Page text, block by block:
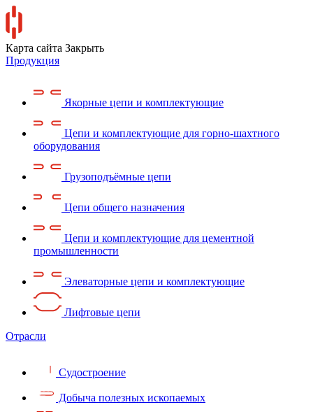
Карта сайта Закрыть
Продукция
Якорные цепи и комплектующие
Цепи и комплектующие для горно-шахтного
оборудования
Грузоподъёмные цепи
Цепи общего назначения
Цепи и комплектующие для цементной
промышленности
Элеваторные цепи и комплектующие
Лифтовые цепи
Отрасли
Судостроение
Добыча полезных ископаемых